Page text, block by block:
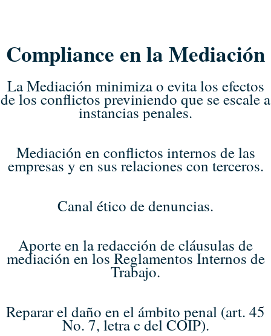
Compliance en la Mediación
La Mediación minimiza o evita los efectos
de los conflictos previniendo que se escale a
instancias penales.
Mediación en conflictos internos de las
empresas y en sus relaciones con terceros.
Canal ético de denuncias.
Aporte en la redacción de cláusulas de
mediación en los Reglamentos Internos de
Trabajo.
Reparar el daño en el ámbito penal (art. 45
No. 7, letra c del COIP).